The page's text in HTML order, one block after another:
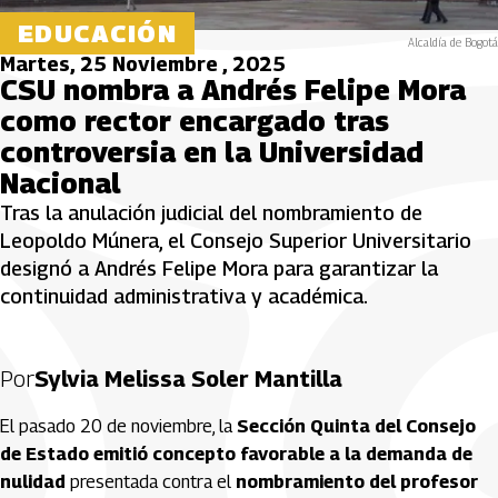
EDUCACIÓN Alcaldía de Bogotá
Martes, 25 Noviembre , 2025
CSU nombra a Andrés Felipe Mora
como rector encargado tras
controversia en la Universidad
Nacional
Tras la anulación judicial del nombramiento de
Leopoldo Múnera, el Consejo Superior Universitario
designó a Andrés Felipe Mora para garantizar la
continuidad administrativa y académica.
PorSylvia Melissa Soler Mantilla
El pasado 20 de noviembre, laSección Quinta del Consejo
de Estado emitió concepto favorable a la demanda de
nulidad presentada contra el nombramiento del profesor